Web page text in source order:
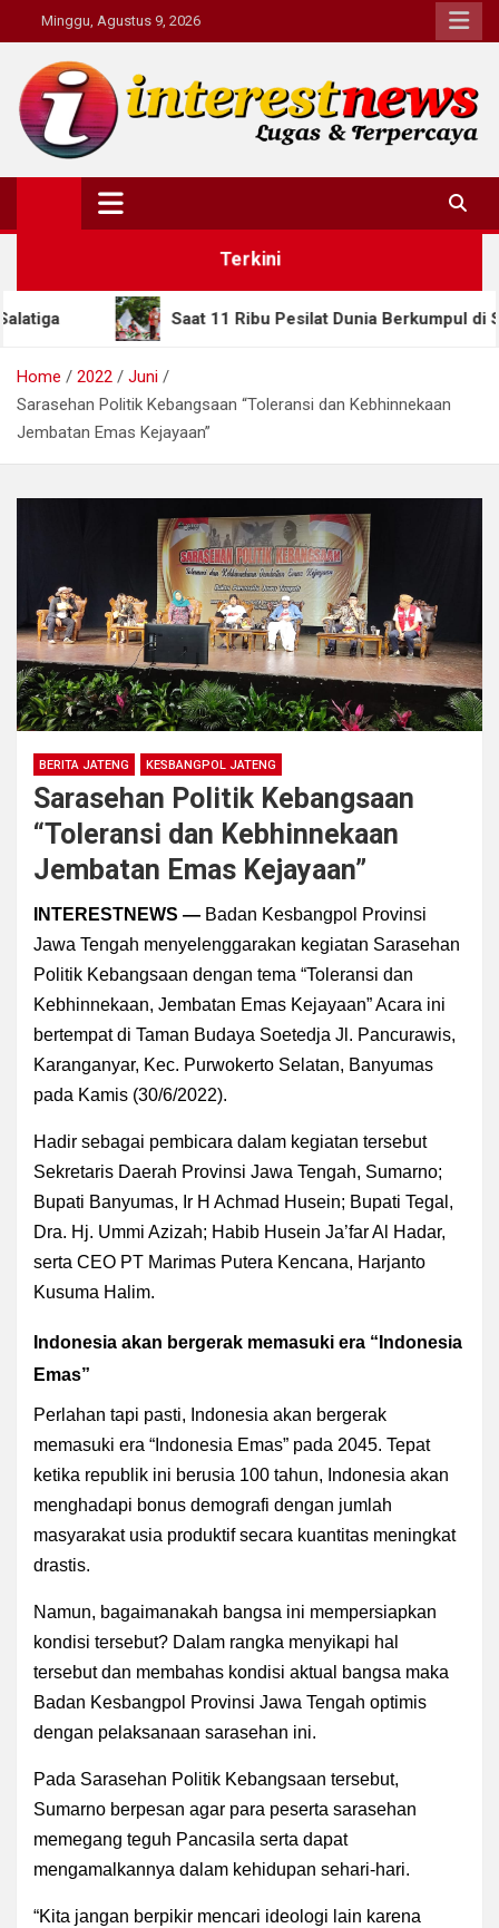
to
content
Minggu, Agustus 9, 2026
Interestnews.or.id
Terkini
Saat 11 Ribu Pesilat Dunia Berkumpul di Semarang,
Home 2022
Juni
Sarasehan Politik Kebangsaan “Toleransi dan Kebhinnekaan
Jembatan Emas Kejayaan”
BERITA JATENG KESBANGPOL JATENG
Sarasehan Politik Kebangsaan
“Toleransi dan Kebhinnekaan
Jembatan Emas Kejayaan”
INTERESTNEWS — Badan Kesbangpol Provinsi
Jawa Tengah menyelenggarakan kegiatan Sarasehan
Politik Kebangsaan dengan tema “Toleransi dan
Kebhinnekaan, Jembatan Emas Kejayaan” Acara ini
bertempat di Taman Budaya Soetedja Jl. Pancurawis,
Karanganyar, Kec. Purwokerto Selatan, Banyumas
pada Kamis (30/6/2022).
Hadir sebagai pembicara dalam kegiatan tersebut
Sekretaris Daerah Provinsi Jawa Tengah, Sumarno;
Bupati Banyumas, Ir H Achmad Husein; Bupati Tegal,
Dra. Hj. Ummi Azizah; Habib Husein Ja’far Al Hadar,
serta CEO PT Marimas Putera Kencana, Harjanto
Kusuma Halim.
Indonesia akan bergerak memasuki era “Indonesia
Emas”
Perlahan tapi pasti, Indonesia akan bergerak
memasuki era “Indonesia Emas” pada 2045. Tepat
ketika republik ini berusia 100 tahun, Indonesia akan
menghadapi bonus demografi dengan jumlah
masyarakat usia produktif secara kuantitas meningkat
drastis.
Namun, bagaimanakah bangsa ini mempersiapkan
kondisi tersebut? Dalam rangka menyikapi hal
tersebut dan membahas kondisi aktual bangsa maka
Badan Kesbangpol Provinsi Jawa Tengah optimis
dengan pelaksanaan sarasehan ini.
Pada Sarasehan Politik Kebangsaan tersebut,
Sumarno berpesan agar para peserta sarasehan
memegang teguh Pancasila serta dapat
mengamalkannya dalam kehidupan sehari-hari.
“Kita jangan berpikir mencari ideologi lain karena